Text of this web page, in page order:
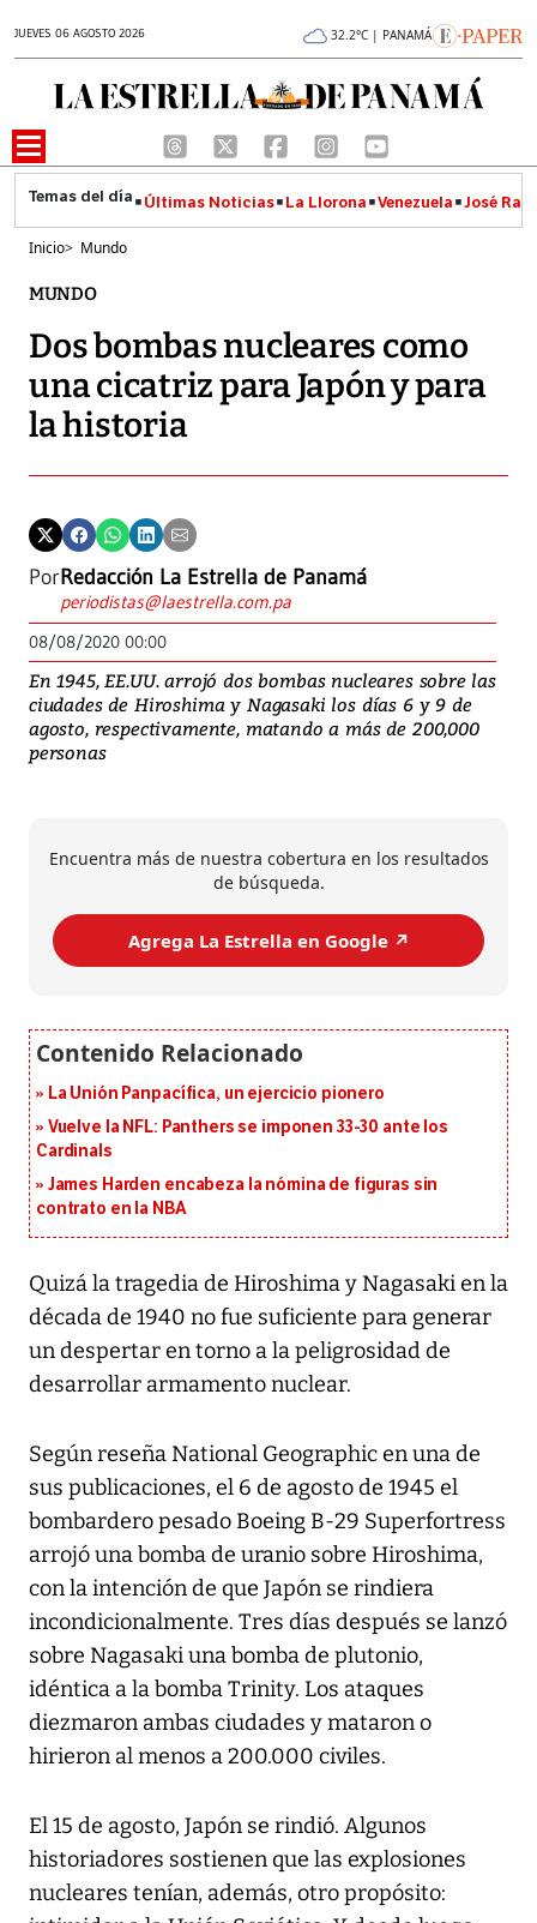
JUEVES 06 AGOSTO 2026 32.2°C | PANAMÁ
Últimas Noticias La Llorona Venezuela José
Inicio> Mundo
MUNDO
Dos bombas nucleares como
una cicatriz para Japón y para
la historia
PorRedacción La Estrella de Panamá
periodistas@laestrella.com.pa
08/08/2020 00:00
En 1945, EE.UU. arrojó dos bombas nucleares sobre las
ciudades de Hiroshima y Nagasaki los días 6 y 9 de
agosto, respectivamente, matando a más de 200,000
personas
Encuentra más de nuestra cobertura en los resultados
de búsqueda.
Agrega La Estrella en Google ↗️
La Unión Panpacífica, un ejercicio pionero
Vuelve la NFL: Panthers se imponen 33-30 ante los
Cardinals
James Harden encabeza la nómina de figuras sin
contrato en la NBA
Quizá la tragedia de Hiroshima y Nagasaki en la
década de 1940 no fue suficiente para generar
un despertar en torno a la peligrosidad de
desarrollar armamento nuclear.
Según reseña National Geographic en una de
sus publicaciones, el 6 de agosto de 1945 el
bombardero pesado Boeing B-29 Superfortress
arrojó una bomba de uranio sobre Hiroshima,
con la intención de que Japón se rindiera
incondicionalmente. Tres días después se lanzó
sobre Nagasaki una bomba de plutonio,
idéntica a la bomba Trinity. Los ataques
diezmaron ambas ciudades y mataron o
hirieron al menos a 200.000 civiles.
El 15 de agosto, Japón se rindió. Algunos
historiadores sostienen que las explosiones
nucleares tenían, además, otro propósito: